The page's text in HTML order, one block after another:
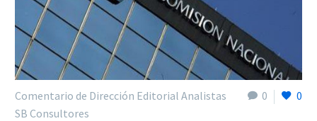
0 0
Comentario de Dirección Editorial Analistas
SB Consultores